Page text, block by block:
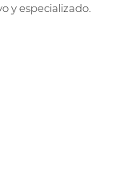
y especializado.